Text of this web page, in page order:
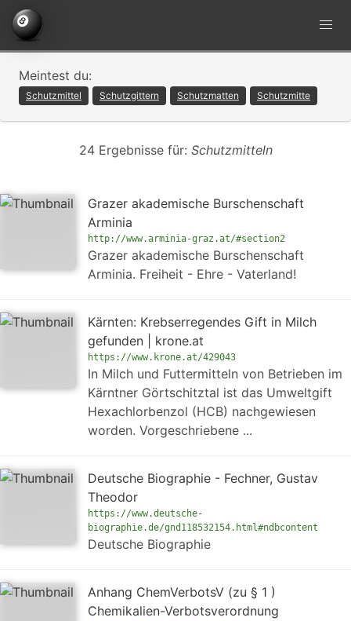
Meintest du:
Schutzmittel Schutzgittern Schutzmatten Schutzmitte
24 Ergebnisse für: Schutzmitteln
Grazer akademische Burschenschaft
Arminia
http://www.arminia-graz.at/#section2
Grazer akademische Burschenschaft
Arminia. Freiheit - Ehre - Vaterland!
Kärnten: Krebserregendes Gift in Milch
gefunden | krone.at
https://www.krone.at/429043
In Milch und Futtermitteln von Betrieben im
Kärntner Görtschitztal ist das Umweltgift
Hexachlorbenzol (HCB) nachgewiesen
worden. Vorgeschriebene ...
Deutsche Biographie - Fechner, Gustav
Theodor
https://www.deutsche-
biographie.de/gnd118532154.html#ndbcontent
Deutsche Biographie
Anhang ChemVerbotsV (zu § 1 )
Chemikalien-Verbotsverordnung